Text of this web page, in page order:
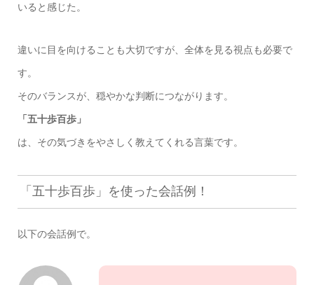
いると感じた。
違いに目を向けることも大切ですが、全体を見る視点も必要で
す。
そのバランスが、穏やかな判断につながります。
「五十歩百歩」
は、その気づきをやさしく教えてくれる言葉です。
「五十歩百歩」を使った会話例！
以下の会話例で。